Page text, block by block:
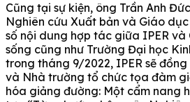
Cũng tại sự kiện, ông Trần Anh
Nghiên cứu Xuất bản và Giáo
số nội dung hợp tác giữa IPER và
sống cũng như Trường Đại học
trong tháng 9/2022, IPER sẽ
và Nhà trường tổ chức tọa đàm
hóa giảng đường: Một cẩm nang